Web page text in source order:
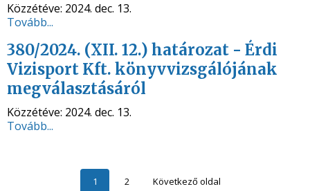
Közzétéve: 2024. dec. 13.
Tovább...
380/2024. (XII. 12.) határozat - Érdi
Vizisport Kft. könyvvizsgálójának
megválasztásáról
Közzétéve: 2024. dec. 13.
Tovább...
1 2 Következő oldal